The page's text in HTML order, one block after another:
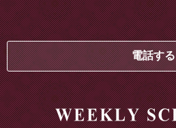
電話する